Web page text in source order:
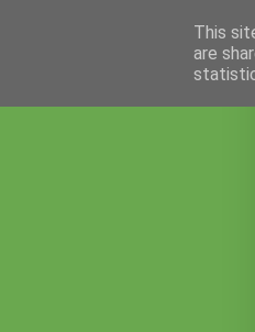
This
are